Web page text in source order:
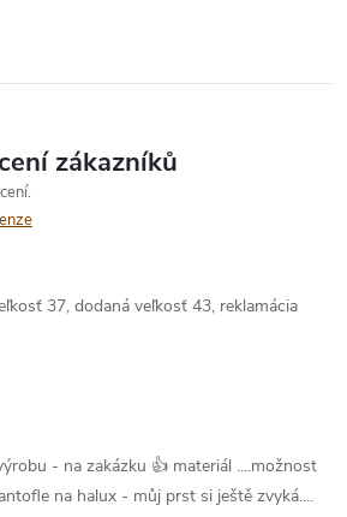
zákazníků
37, dodaná veľkosť 43, reklamácia
- na zakázku 👍 materiál ....možnost
na halux - můj prst si ještě zvyká....